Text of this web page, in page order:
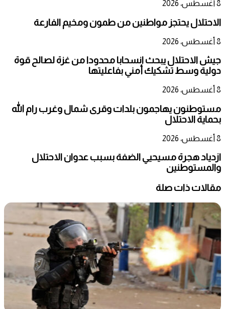
8 أغسطس، 2026
الاحتلال يحتجز مواطنين من طمون ومخيم الفارعة
8 أغسطس، 2026
جيش الاحتلال يبحث انسحابا محدودا من غزة لصالح قوة
دولية وسط تشكيك أمني بفاعليتها
8 أغسطس، 2026
مستوطنون يهاجمون بلدات وقرى شمال وغرب رام الله
بحماية الاحتلال
8 أغسطس، 2026
ازدياد هجرة مسيحيي الضفة بسبب عدوان الاحتلال
والمستوطنين
مقالات ذات صلة